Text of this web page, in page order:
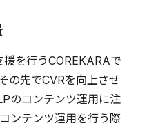
を行うCOREKARAで
の先でCVRを向上させ
のコンテンツ運用に注
ンテンツ運用を行う際